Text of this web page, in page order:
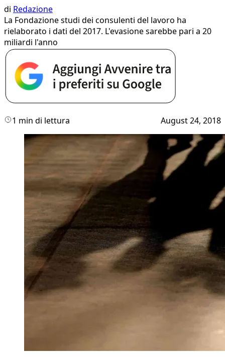
di Redazione
La Fondazione studi dei consulenti del lavoro ha
rielaborato i dati del 2017. L'evasione sarebbe pari a 20
miliardi l'anno
1 min di lettura August 24, 2018